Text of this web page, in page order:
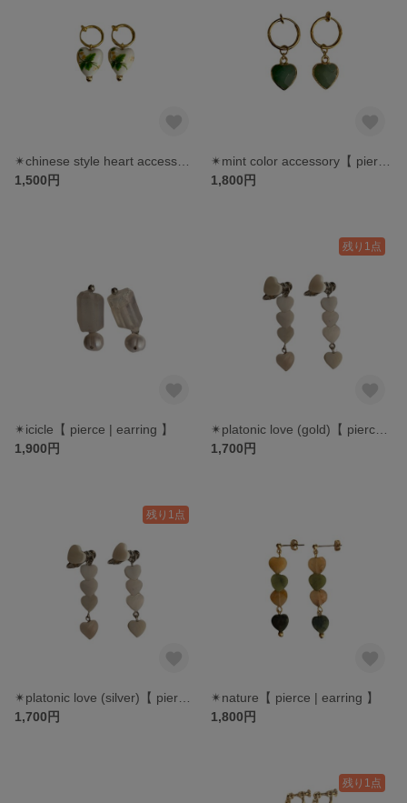
1,500円
1,800円
✴︎icicle【 pierce | earring 】
1,900円
残り1点
1,700円
残り1点
1,700円
✴︎nature【 pierce | earring 】
1,800円
残り1点